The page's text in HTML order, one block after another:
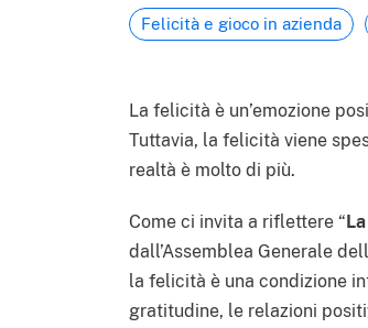
Felicità e gioco in azienda
La felicità è un’emozione
Tuttavia, la felicità viene
realtà è molto di più.
Come ci invita a riflettere “
dall’Assemblea Generale
la felicità è una condizione
gratitudine, le relazioni